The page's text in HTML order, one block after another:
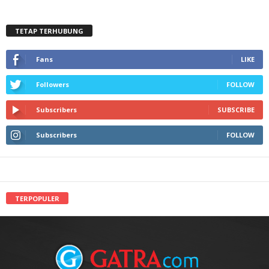
TETAP TERHUBUNG
Fans LIKE
Followers FOLLOW
Subscribers SUBSCRIBE
Subscribers FOLLOW